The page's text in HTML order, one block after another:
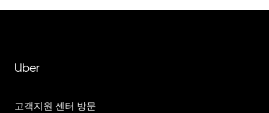
Uber
고객지원 센터 방문